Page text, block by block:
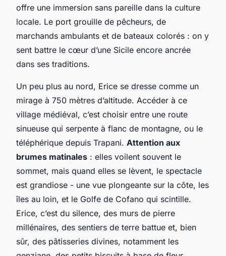
offre une immersion sans pareille dans la culture
locale. Le port grouille de pêcheurs, de
marchands ambulants et de bateaux colorés : on y
sent battre le cœur d’une Sicile encore ancrée
dans ses traditions.
Un peu plus au nord, Erice se dresse comme un
mirage à 750 mètres d’altitude. Accéder à ce
village médiéval, c’est choisir entre une route
sinueuse qui serpente à flanc de montagne, ou le
téléphérique depuis Trapani. Attention aux
brumes matinales : elles voilent souvent le
sommet, mais quand elles se lèvent, le spectacle
est grandiose - une vue plongeante sur la côte, les
îles au loin, et le Golfe de Cofano qui scintille.
Erice, c’est du silence, des murs de pierre
millénaires, des sentiers de terre battue et, bien
sûr, des pâtisseries divines, notamment les